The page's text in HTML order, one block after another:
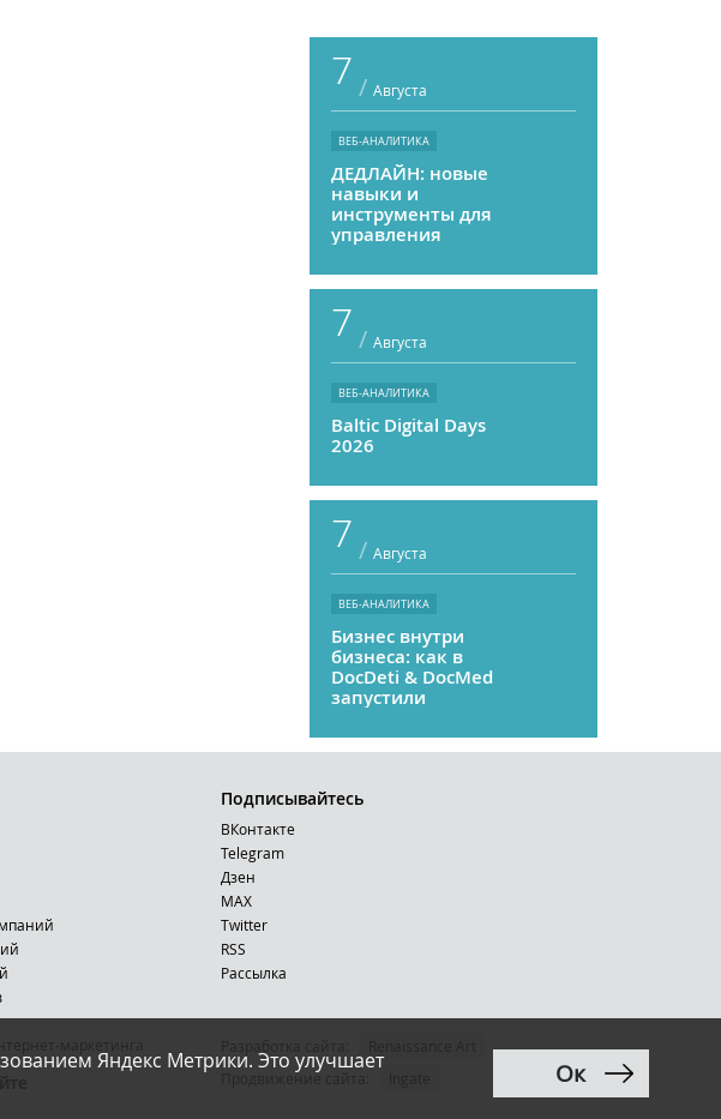
7 / Августа
ВЕБ-АНАЛИТИКА
ДЕДЛАЙН: новые
навыки и
инструменты для
управления
7 / Августа
ВЕБ-АНАЛИТИКА
Baltic Digital Days
2026
7 / Августа
ВЕБ-АНАЛИТИКА
Бизнес внутри
бизнеса: как в
DocDeti & DocMed
запустили
как стартап
Яндекс Метрики. Это улучшает
Ок
Подписывайтесь
ВКонтакте
Telegram
Дзен
MAX
Тwitter
RSS
Рассылка
Продвижение сайта
12+